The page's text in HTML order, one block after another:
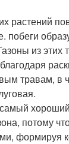
растений
побеги
из этих
травам, в
потому
формируя